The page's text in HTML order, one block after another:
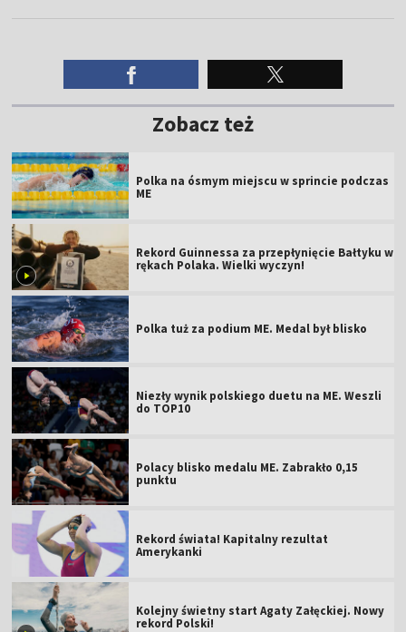
Zobacz też
Polka na ósmym miejscu w sprincie podczas
ME
Rekord Guinnessa za przepłynięcie Bałtyku w
rękach Polaka. Wielki wyczyn!
Polka tuż za podium ME. Medal był blisko
Niezły wynik polskiego duetu na ME. Weszli
do TOP10
Polacy blisko medalu ME. Zabrakło 0,15
punktu
Rekord świata! Kapitalny rezultat
Amerykanki
Kolejny świetny start Agaty Załęckiej. Nowy
rekord Polski!